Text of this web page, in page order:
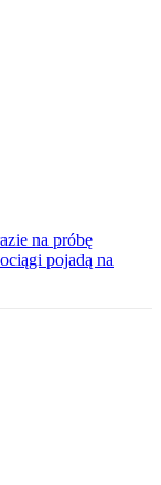
na próbę
pojadą na